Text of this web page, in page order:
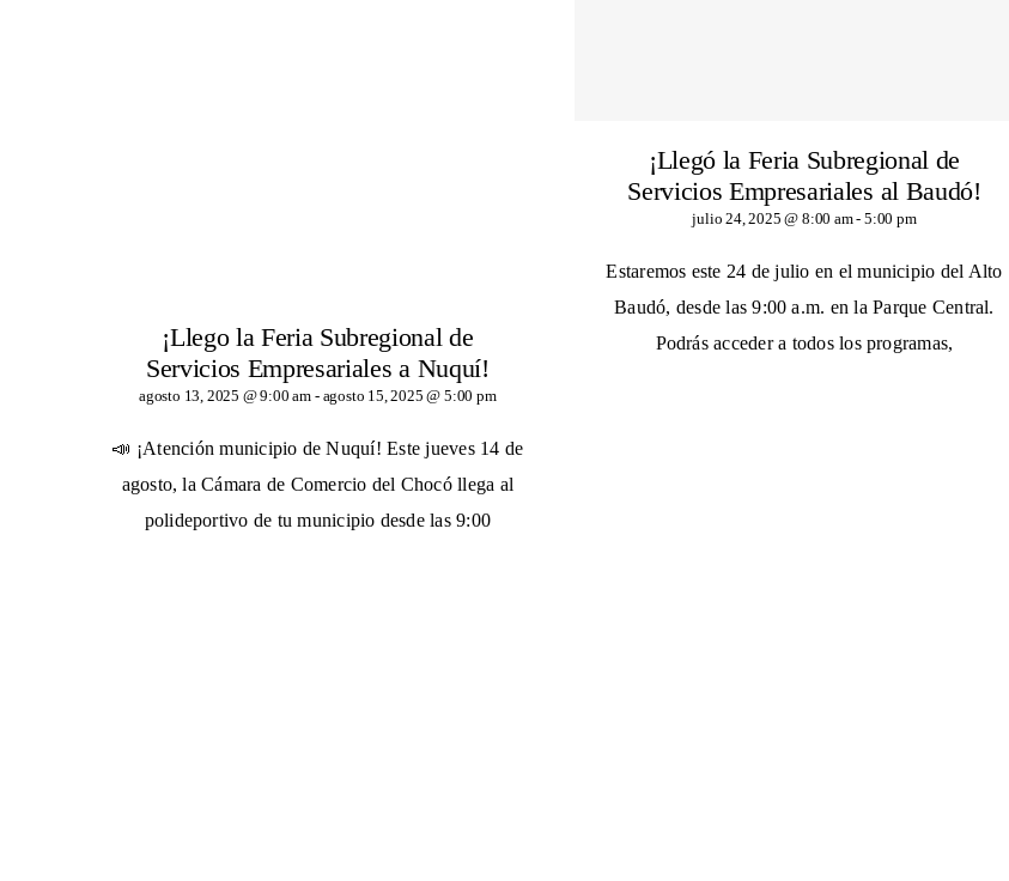
¡Llego la Feria Subregional de
Servicios Empresariales a Nuquí!
agosto 13, 2025 @ 9:00 am - agosto 15, 2025 @ 5:00 pm
📣 ¡Atención municipio de Nuquí! Este jueves 14 de
agosto, la Cámara de Comercio del Chocó llega al
polideportivo de tu municipio desde las 9:00
¡Llegó la Feria Subregional de
Servicios Empresariales al Baudó!
julio 24, 2025 @ 8:00 am-5:00 pm
Estaremos este 24 de julio en el municipio del Alto
Baudó, desde las 9:00 a.m. en la Parque Central.
Podrás acceder a todos los programas,